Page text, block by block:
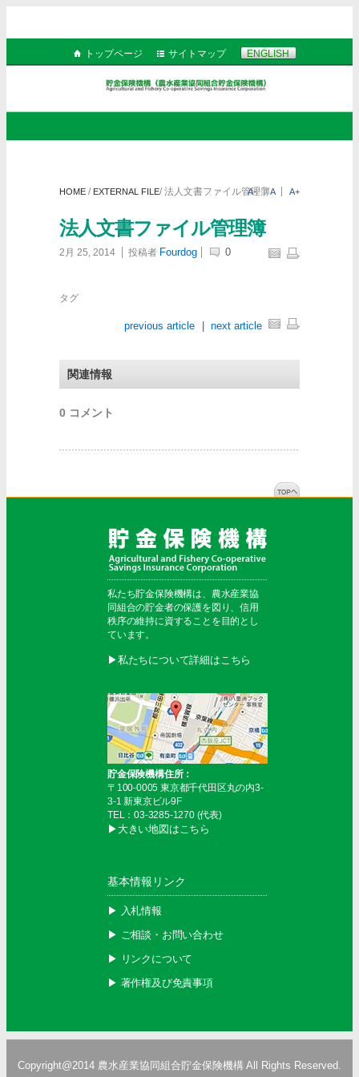
トップページ サイトマップ ENGLISH
HOME / EXTERNAL FILE/法人文書ファイル管理簿
法人文書ファイル管理簿
2月 25, 2014 投稿者 Fourdog 0
タグ
previous article next article
関連情報
0 コメント
A- A A+
私たち貯金保険機構は、農水産業協
同組合の貯金者の保護を図り、信用
秩序の維持に資することを目的とし
ています。
▶︎私たちについて詳細はこちら
貯金保険機構住所：
〒100-0005 東京都千代田区丸の内3-
3-1 新東京ビル9F
TEL：03-3285-1270 (代表)
▶︎大きい地図はこちら
基本情報リンク
▶︎ 入札情報
▶︎ ご相談・お問い合わせ
▶︎ リンクについて
▶︎ 著作権及び免責事項
Copyright@2014 農水産業協同組合貯金保険機構 All Rights Reserved.